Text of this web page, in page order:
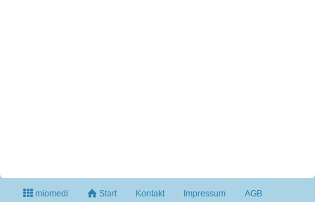
miomedi Start Kontakt Impressum AGB